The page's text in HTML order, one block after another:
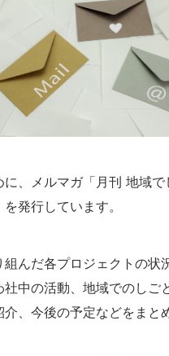
に、メルマガ「月刊 地域で
発行しています。
組んだ各プロジェクトの状
社中の活動、地域でのしご
、今後の予定などをまと